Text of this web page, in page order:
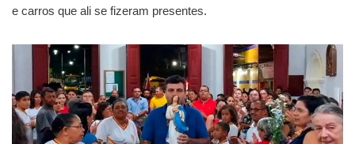
e carros que ali se fizeram presentes.